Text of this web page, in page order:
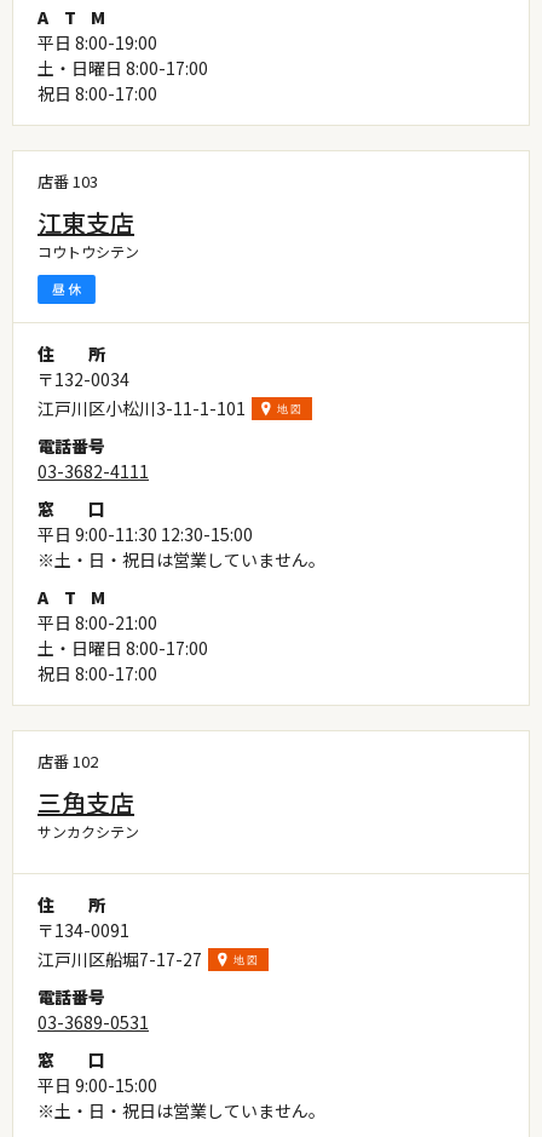
A
T
M
平日 8:00-19:00
土・日曜日 8:00-17:00
祝日 8:00-17:00
店番 103
江東支店
コウトウシテン
住
所
〒132-0034
江戸川区小松川3-11-1-101
電話番号
03-3682-4111
窓
口
平日 9:00-11:30 12:30-15:00
※土・日・祝日は営業していません。
A
T
M
平日 8:00-21:00
土・日曜日 8:00-17:00
祝日 8:00-17:00
店番 102
三角支店
サンカクシテン
住
所
〒134-0091
江戸川区船堀7-17-27
電話番号
03-3689-0531
窓
口
平日 9:00-15:00
※土・日・祝日は営業していません。